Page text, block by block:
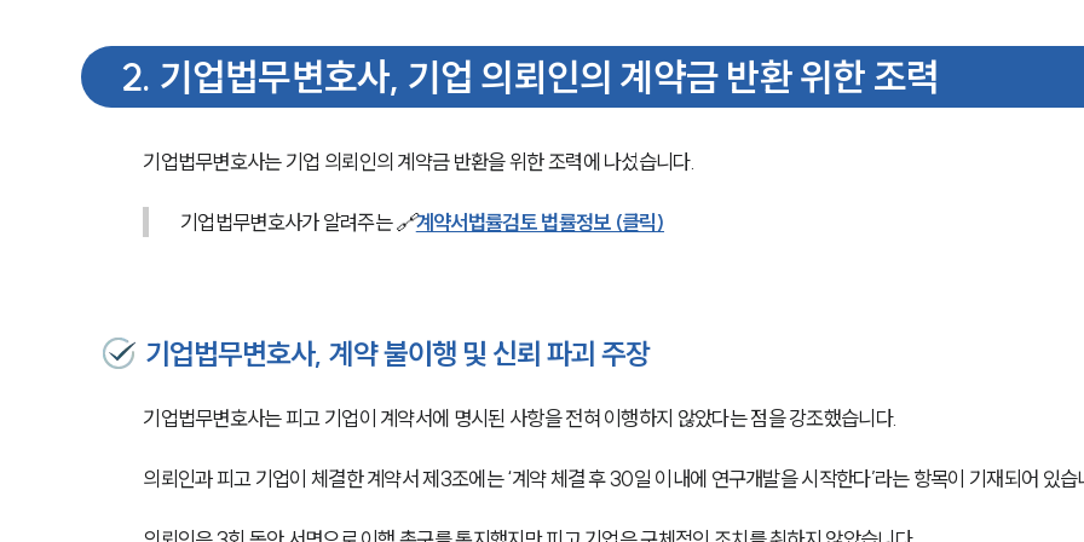
2. 기업법무변호사, 기업 의뢰인의 계약금 반환 위한 조력
기업법무변호사는 기업 의뢰인의 계약금 반환을 위한 조력에 나섰습니다.
기업법무변호사가 알려주는 🔗계약서법률검토 법률정보 (클릭)
기업법무변호사, 계약 불이행 및 신뢰 파괴 주장
기업법무변호사는 피고 기업이 계약서에 명시된 사항을 전혀 이행하지 않았다는 점을 강조했습니다.
의뢰인과 피고 기업이 체결한 계약서 제3조에는 ‘계약 체결 후 30일 이내에 연구개발을 시작한다’라는 항목이 기재되어 있